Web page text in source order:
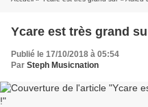
Ycare est très grand
Publié le 17/10/2018 à 05:54
Par Steph Musicnation